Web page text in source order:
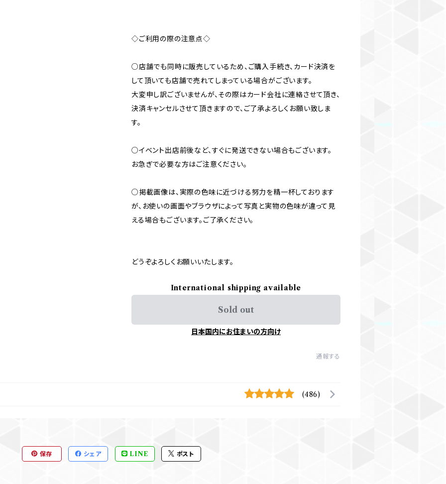
◇ご利用の際の注意点◇
○店舗でも同時に販売しているため、ご購入手続き、カード決済を
して頂いても店舗で売れてしまっている場合がございます。
大変申し訳ございませんが、その際はカード会社に連絡させて頂き、
決済キャンセルさせて頂きますので、ご了承よろしくお願い致しま
す。
○イベント出店前後など、すぐに発送できない場合もございます。
お急ぎで必要な方はご注意ください。
○掲載画像は、実際の色味に近づける努力を精一杯しております
が、お使いの画面やブラウザによって写真と実物の色味が違って見
える場合もございます。ご了承ください。
どうぞよろしくお願いいたします。
International shipping available
Sold out
日本国内にお住まいの方向け
通報する
(486)
保存 シェア LINE ポスト